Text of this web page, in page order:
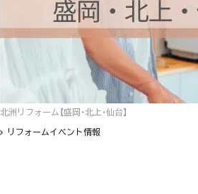
北洲リフォーム【盛岡・北上・仙台】
リフォームイベント情報